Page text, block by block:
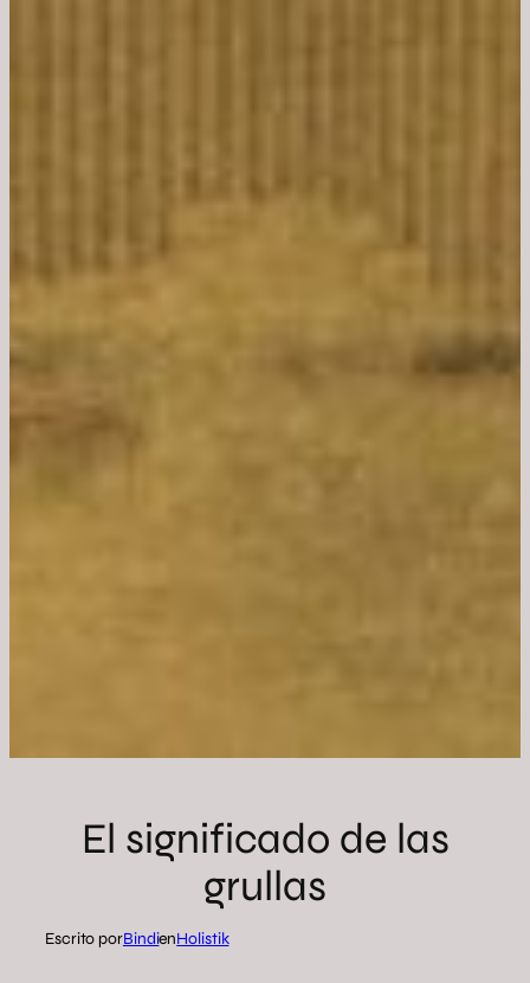
El significado de las
grullas
Escrito porBindienHolistik